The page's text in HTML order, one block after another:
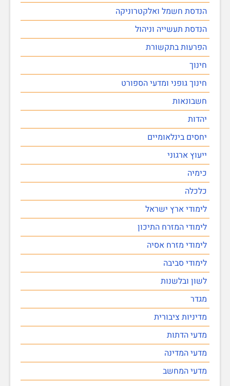
הנדסת חשמל ואלקטרוניקה
הנדסת תעשייה וניהול
הפרעות בתקשורת
חינוך
חינוך גופני ומדעי הספורט
חשבונאות
יהדות
יחסים בינלאומיים
ייעוץ ארגוני
כימיה
כלכלה
לימודי ארץ ישראל
לימודי המזרח התיכון
לימודי מזרח אסיה
לימודי סביבה
לשון ובלשנות
מגדר
מדיניות ציבורית
מדעי הדתות
מדעי המדינה
מדעי המחשב